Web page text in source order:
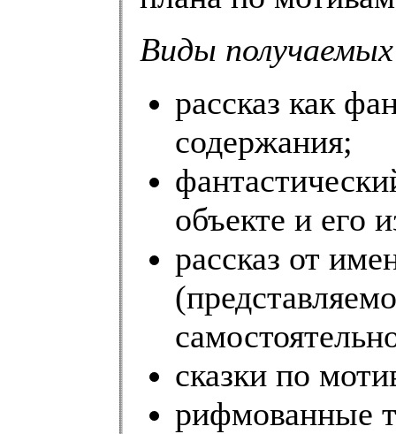
Виды
рассказ как
содержания;
объекте и его
рассказ от
сказки по
рифмованные